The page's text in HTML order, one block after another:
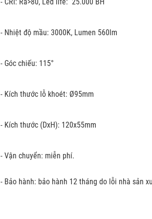
- Nhiệt độ mầu: 3000K, Lumen 560lm
- Góc chiếu: 115°
- Kích thước lỗ khoét: Ø95mm
- Kích thước (DxH): 120x55mm
- Vận chuyển: miễn phí.
- Bảo hành: bảo hành 12 tháng do lỗi nhà sản